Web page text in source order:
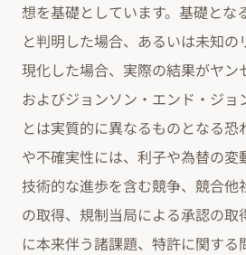
想を基礎としています。基礎とな
と判明した場合、あるいは未知
現化した場合、実際の結果がヤン
およびジョンソン・エンド・ジョ
とは実質的に異なるものとなる恐
や不確実性には、利子や為替の変
技術的な進歩を含む競争、競合他
の取得、規制当局による承認の
に本来伴う諸課題、特許に関する